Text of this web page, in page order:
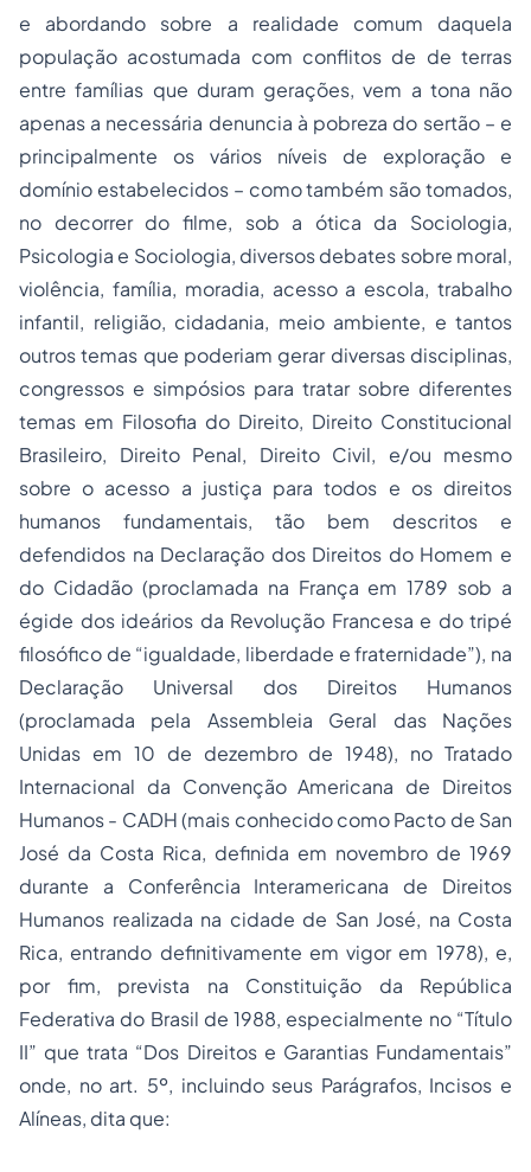
e abordando sobre a realidade comum daquela
população acostumada com conflitos de de terras
entre famílias que duram gerações, vem a tona não
apenas a necessária denuncia à pobreza do sertão – e
principalmente os vários níveis de exploração e
domínio estabelecidos – como também são tomados,
no decorrer do filme, sob a ótica da Sociologia,
Psicologia e Sociologia, diversos debates sobre moral,
violência, família, moradia, acesso a escola, trabalho
infantil, religião, cidadania, meio ambiente, e tantos
outros temas que poderiam gerar diversas disciplinas,
congressos e simpósios para tratar sobre diferentes
temas em Filosofia do Direito, Direito Constitucional
Brasileiro, Direito Penal, Direito Civil, e/ou mesmo
sobre o acesso a justiça para todos e os direitos
humanos fundamentais, tão bem descritos e
defendidos na Declaração dos Direitos do Homem e
do Cidadão(proclamada na França em 1789 sob a
égide dos ideários da Revolução Francesa e do tripé
filosófico de “igualdade, liberdade e fraternidade”), na
Declaração Universal dos Direitos Humanos
(proclamada pela Assembleia Geral das Nações
Unidas em 10 de dezembro de 1948), no Tratado
Internacional da Convenção Americana de Direitos
Humanos - CADH(mais conhecido comoPacto de San
José da Costa Rica, definida em novembro de 1969
durante a Conferência Interamericana de Direitos
Humanos realizada na cidade de San José, na Costa
Rica, entrando definitivamente em vigor em 1978), e,
por fim, prevista na Constituição da República
Federativa do Brasil de 1988, especialmente no “Título
II” que trata “Dos Direitos e Garantias Fundamentais”
onde, no art. 5º, incluindo seus Parágrafos, Incisos e
Alíneas, dita que: